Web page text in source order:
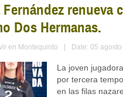
renueva
Dos Hermanas.
en Montequinto Date: 05
La joven
por tercera
en las filas